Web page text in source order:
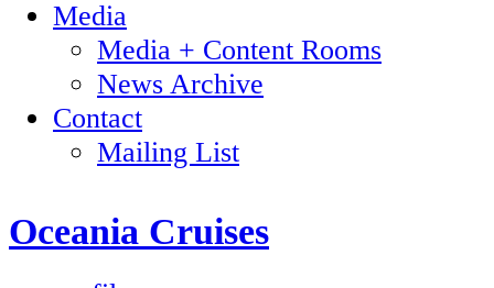
Media
Media + Content Rooms
News Archive
Contact
Mailing List
Oceania Cruises